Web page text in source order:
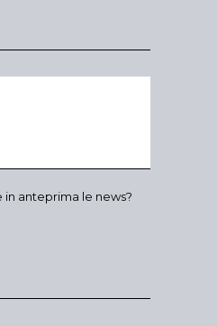
anteprima le news?